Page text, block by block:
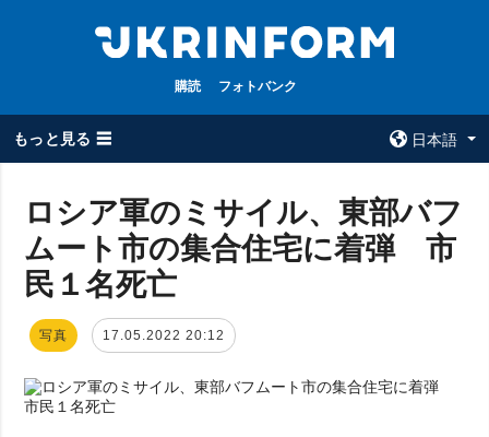
購読 フォトバンク
もっと見る ☰
日本語
全てのトピック
戦争
政治
経済・復興
防衛
ウクルインフォ
ロシア軍のミサイル、東部バフ
ムート市の集合住宅に着弾 市
民１名死亡
写真 17.05.2022 20:12